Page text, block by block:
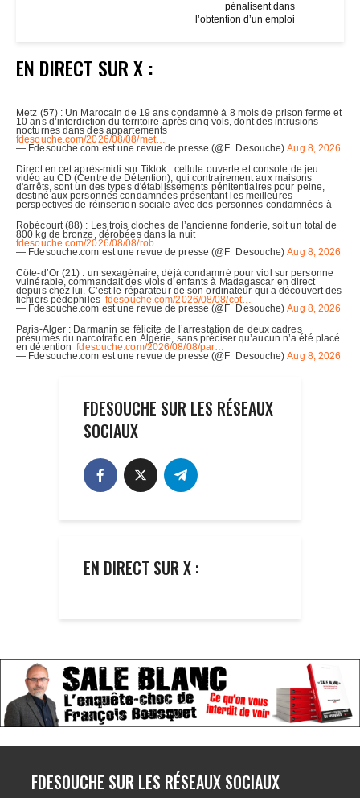
pénalisent dans
l’obtention d’un emploi
EN DIRECT SUR X :
FDESOUCHE SUR LES RÉSEAUX
SOCIAUX
EN DIRECT SUR X :
FDESOUCHE SUR LES RÉSEAUX SOCIAUX